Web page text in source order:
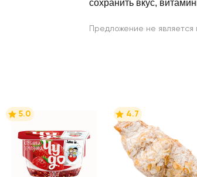
сохранить вкус,
Предложение не
5.0 4.7